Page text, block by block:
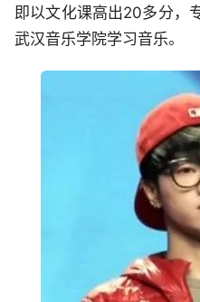
即以文化课高出20多分，
武汉音乐学院学习音乐。